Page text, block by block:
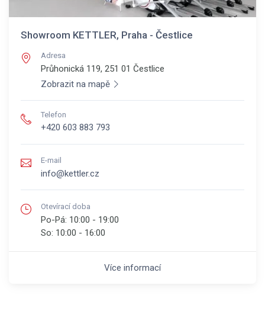
Showroom KETTLER, Praha - Čestlice
Adresa
Průhonická 119, 251 01 Čestlice
Zobrazit na mapě
Telefon
+420 603 883 793
E-mail
info@kettler.cz
Otevírací doba
Po-Pá: 10:00 - 19:00
So: 10:00 - 16:00
Více informací